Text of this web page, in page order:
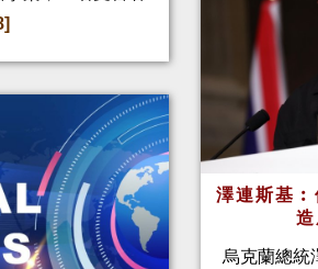
澤連斯基
烏克蘭總統